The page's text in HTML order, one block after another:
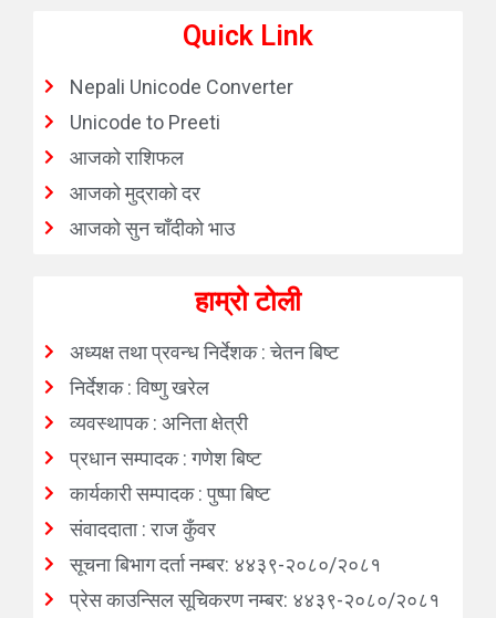
Quick Link
Nepali Unicode Converter
Unicode to Preeti
आजको राशिफल
आजको मुद्राको दर
आजको सुन चाँदीको भाउ
हाम्रो टोली
अध्यक्ष तथा प्रवन्ध निर्देशक : चेतन बिष्ट
निर्देशक : विष्णु खरेल
व्यवस्थापक : अनिता क्षेत्री
प्रधान सम्पादक : गणेश बिष्ट
कार्यकारी सम्पादक : पुष्पा बिष्ट
संवाददाता : राज कुँवर
सूचना बिभाग दर्ता नम्बर: ४४३९-२०८०/२०८१
प्रेस काउन्सिल सूचिकरण नम्बर: ४४३९-२०८०/२०८१